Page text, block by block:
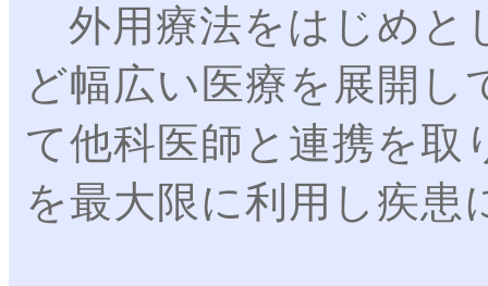
外用療法をはじめと
ど幅広い医療を展開
て他科医師と連携を取
を最大限に利用し疾患